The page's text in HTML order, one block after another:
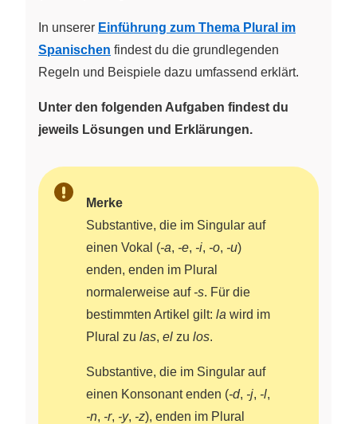
In unserer Einführung zum Thema Plural im
Spanischen findest du die grundlegenden
Regeln und Beispiele dazu umfassend erklärt.
Unter den folgenden Aufgaben findest du
jeweils Lösungen und Erklärungen.
Merke
Substantive, die im Singular auf
einen Vokal (-a, -e, -i, -o, -u)
enden, enden im Plural
normalerweise auf -s. Für die
bestimmten Artikel gilt: la wird im
Plural zu las, el zu los.
Substantive, die im Singular auf
einen Konsonant enden (-d, -j, -l,
-n, -r, -y, -z), enden im Plural